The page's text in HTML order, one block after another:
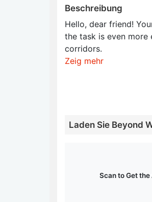
Beschreibung
Hello, dear friend!
the task is even
corridors.
Zeig mehr
Laden Sie Beyond
Scan to Get the